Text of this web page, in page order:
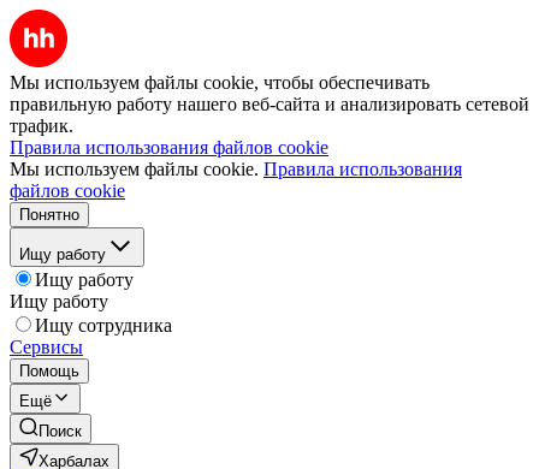
Мы используем файлы cookie, чтобы обеспечивать
правильную работу нашего веб-сайта и анализировать сетевой
трафик.
Правила использования файлов cookie
Мы используем файлы cookie. Правила использования
файлов cookie
Понятно
Ищу работу
Ищу работу
Ищу работу
Ищу сотрудника
Сервисы
Помощь
Ещё
Поиск
Харбалах